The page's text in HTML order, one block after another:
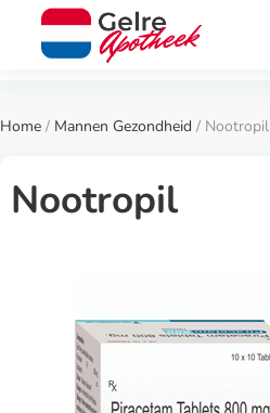
Home / Mannen Gezondheid / Nootropil
Nootropil